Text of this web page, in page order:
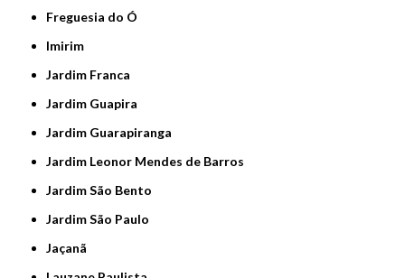
Freguesia do Ó
Imirim
Jardim Franca
Jardim Guapira
Jardim Guarapiranga
Jardim Leonor Mendes de Barros
Jardim São Bento
Jardim São Paulo
Jaçanã